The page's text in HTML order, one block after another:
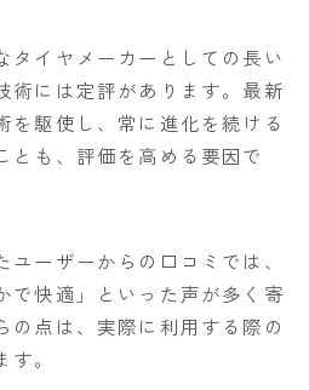
タイヤメーカーとしての長い
術には定評があります。最新
を駆使し、常に進化を続ける
とも、評価を高める要因で
ーザーからの口コミでは、
で快適」といった声が多く寄
の点は、実際に利用する際の
。